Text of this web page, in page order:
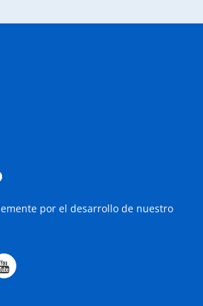
por el desarrollo de nuestro